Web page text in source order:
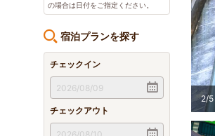
の場合は日付をご指定ください。
宿泊プランを探す
チェックイン
チェックアウト
2/5